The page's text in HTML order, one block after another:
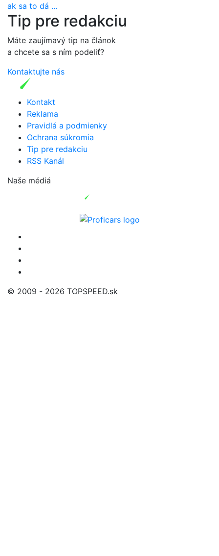
ak sa to dá ...
Tip pre redakciu
Máte zaujímavý tip na článok
a chcete sa s ním podeliť?
Kontaktujte nás
Kontakt
Reklama
Pravidlá a podmienky
Ochrana súkromia
Tip pre redakciu
RSS Kanál
Naše médiá
© 2009 - 2026 TOPSPEED.sk